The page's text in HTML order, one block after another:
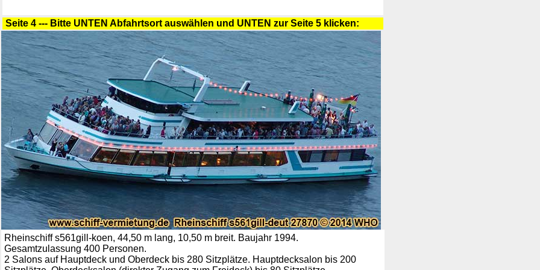
Seite 4 --- Bitte UNTEN Abfahrtsort auswählen und UNTEN zur Seite 5 klicken:
Rheinschiff s561gill-koen, 44,50 m lang, 10,50 m breit. Baujahr 1994.
Gesamtzulassung 400 Personen.
2 Salons auf Hauptdeck und Oberdeck bis 280 Sitzplätze. Hauptdecksalon bis 200